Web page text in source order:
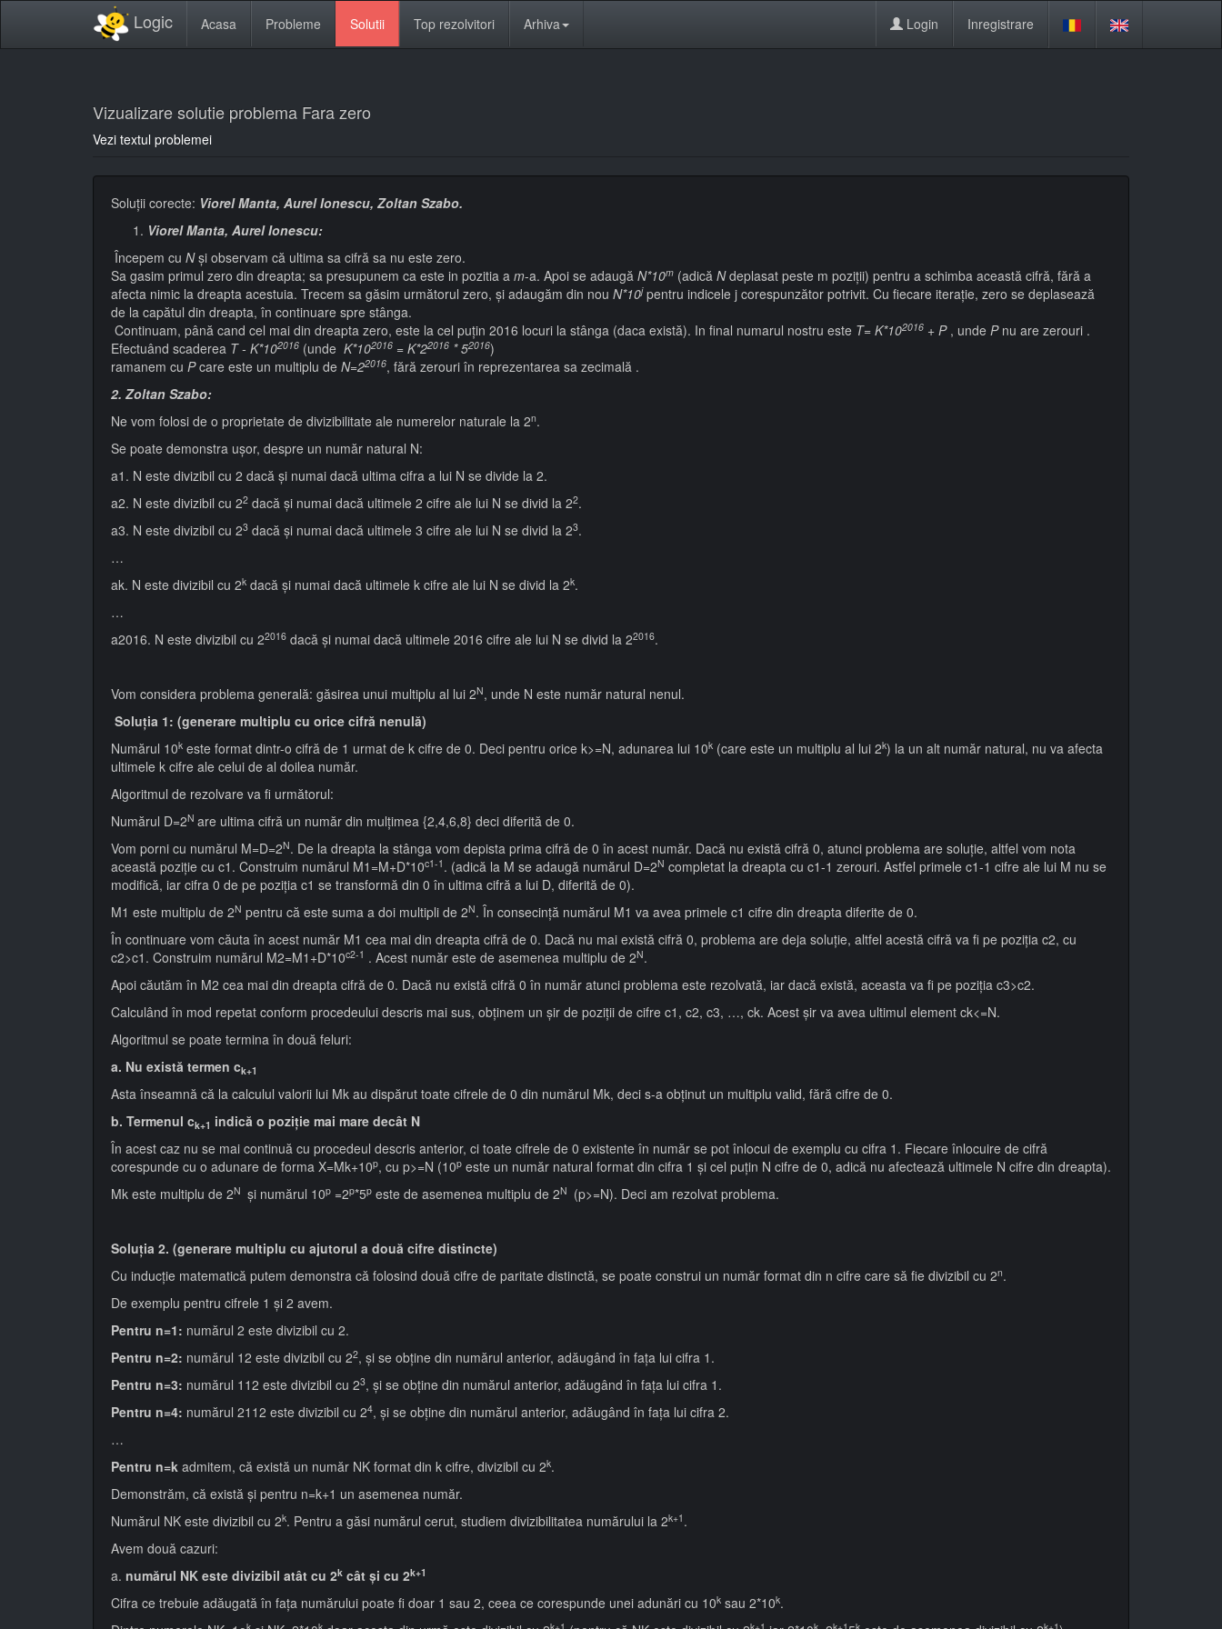
Logic Acasa Probleme Solutii Top rezolvitori Arhiva Login Inregistrare
Vizualizare solutie problema Fara zero
Vezi textul problemei
Soluţii corecte: Viorel Manta, Aurel Ionescu, Zoltan Szabo.
Viorel Manta, Aurel Ionescu:
Începem cu Nși observam că ultima sa cifră sa nu este zero.
Sa gasim primul zero din dreapta; sa presupunem ca este in pozitia a m-a. Apoi se adaugă N*10m (adică Ndeplasat peste m poziții) pentru a schimba această cifră, fără a
afecta nimic la dreapta acestuia. Trecem sa găsim următorul zero, și adaugăm din nou N*10jpentru indicele j corespunzător potrivit. Cu fiecare iterație, zero se deplasează
de la capătul din dreapta, în continuare spre stânga.
Continuam, până cand cel mai din dreapta zero, este la cel puțin 2016 locuri la stânga (daca există). In final numarul nostru este T= K*102016 + P, unde Pnu are zerouri .
Efectuând scaderea T - K*102016 (unde K*102016 = K*22016 * 52016)
ramanem cu Pcare este un multiplu de N=22016, fără zerouri în reprezentarea sa zecimală .
2. Zoltan Szabo:
Ne vom folosi de o proprietate de divizibilitate ale numerelor naturale la 2n.
Se poate demonstra uşor, despre un număr natural N:
a1. N este divizibil cu 2 dacă şi numai dacă ultima cifra a lui N se divide la 2.
a2. N este divizibil cu 22 dacă şi numai dacă ultimele 2 cifre ale lui N se divid la 22.
a3. N este divizibil cu 23 dacă şi numai dacă ultimele 3 cifre ale lui N se divid la 23.
…
ak. N este divizibil cu 2k dacă şi numai dacă ultimele k cifre ale lui N se divid la 2k.
…
a2016. N este divizibil cu 22016 dacă şi numai dacă ultimele 2016 cifre ale lui N se divid la 22016.
Vom considera problema generală: găsirea unui multiplu al lui 2N, unde N este număr natural nenul.
Soluţia 1: (generare multiplu cu orice cifră nenulă)
Numărul 10k este format dintr-o cifră de 1 urmat de k cifre de 0. Deci pentru orice k>=N, adunarea lui 10k (care este un multiplu al lui 2k) la un alt număr natural, nu va afecta
ultimele k cifre ale celui de al doilea număr.
Algoritmul de rezolvare va fi următorul:
Numărul D=2N are ultima cifră un număr din mulţimea {2,4,6,8} deci diferită de 0.
Vom porni cu numărul M=D=2N. De la dreapta la stânga vom depista prima cifră de 0 în acest număr. Dacă nu există cifră 0, atunci problema are soluţie, altfel vom nota
această poziţie cu c1. Construim numărul M1=M+D*10c1-1 . (adică la M se adaugă numărul D=2N completat la dreapta cu c1-1 zerouri. Astfel primele c1-1 cifre ale lui M nu se
modifică, iar cifra 0 de pe poziţia c1 se transformă din 0 în ultima cifră a lui D, diferită de 0).
M1 este multiplu de 2N pentru că este suma a doi multipli de 2N. În consecinţă numărul M1 va avea primele c1 cifre din dreapta diferite de 0.
În continuare vom căuta în acest număr M1 cea mai din dreapta cifră de 0. Dacă nu mai există cifră 0, problema are deja soluţie, altfel acestă cifră va fi pe poziţia c2, cu
c2>c1. Construim numărul M2=M1+D*10c2-1 . Acest număr este de asemenea multiplu de 2N.
Apoi căutăm în M2 cea mai din dreapta cifră de 0. Dacă nu există cifră 0 în număr atunci problema este rezolvată, iar dacă există, aceasta va fi pe poziţia c3>c2.
Calculând în mod repetat conform procedeului descris mai sus, obţinem un şir de poziţii de cifre c1, c2, c3, …, ck. Acest şir va avea ultimul element ck<=N.
Algoritmul se poate termina în două feluri:
a. Nu există termen ck+1
Asta înseamnă că la calculul valorii lui Mk au dispărut toate cifrele de 0 din numărul Mk, deci s-a obţinut un multiplu valid, fără cifre de 0.
b. Termenul ck+1 indică o poziţie mai mare decât N
În acest caz nu se mai continuă cu procedeul descris anterior, ci toate cifrele de 0 existente în număr se pot înlocui de exemplu cu cifra 1. Fiecare înlocuire de cifră
corespunde cu o adunare de forma X=Mk+10p, cu p>=N (10p este un număr natural format din cifra 1 şi cel puţin N cifre de 0, adică nu afectează ultimele N cifre din dreapta).
Mk este multiplu de 2N şi numărul 10p =2p*5p este de asemenea multiplu de 2N (p>=N). Deci am rezolvat problema.
Soluţia 2. (generare multiplu cu ajutorul a două cifre distincte)
Cu inducţie matematică putem demonstra că folosind două cifre de paritate distinctă, se poate construi un număr format din n cifre care să fie divizibil cu 2n.
De exemplu pentru cifrele 1 şi 2 avem.
Pentru n=1: numărul 2 este divizibil cu 2.
Pentru n=2: numărul 12 este divizibil cu 22, şi se obţine din numărul anterior, adăugând în faţa lui cifra 1.
Pentru n=3: numărul 112 este divizibil cu 23, şi se obţine din numărul anterior, adăugând în faţa lui cifra 1.
Pentru n=4: numărul 2112 este divizibil cu 24, şi se obţine din numărul anterior, adăugând în faţa lui cifra 2.
…
Pentru n=k admitem, că există un număr NK format din k cifre, divizibil cu 2k.
Demonstrăm, că există şi pentru n=k+1 un asemenea număr.
Numărul NK este divizibil cu 2k. Pentru a găsi numărul cerut, studiem divizibilitatea numărului la 2k+1 .
Avem două cazuri:
a. numărul NK este divizibil atât cu 2k cât şi cu 2k+1
Cifra ce trebuie adăugată în faţa numărului poate fi doar 1 sau 2, ceea ce corespunde unei adunări cu 10k sau 2*10k.